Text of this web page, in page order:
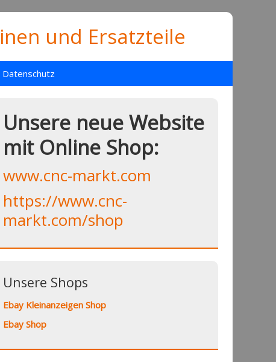
und Ersatzteile
Unsere neue Website
mit Online Shop:
www.cnc-markt.com
https://www.cnc-
markt.com/shop
Unsere Shops
Ebay Kleinanzeigen Shop
Ebay Shop